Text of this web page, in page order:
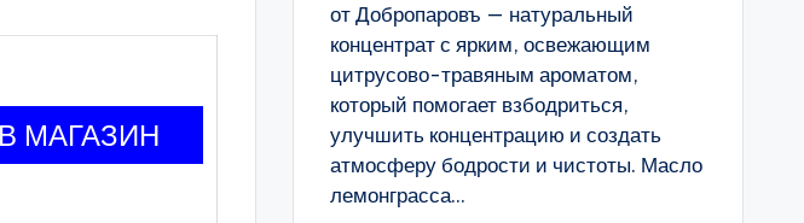
от Добропаровъ — натуральный
концентрат с ярким, освежающим
цитрусово-травяным ароматом,
который помогает взбодриться,
улучшить концентрацию и создать
атмосферу бодрости и чистоты. Масло
лемонграсса...